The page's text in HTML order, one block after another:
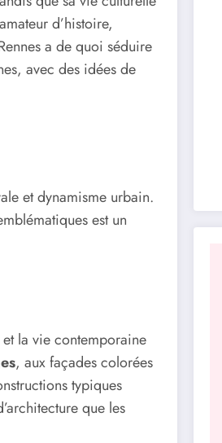
d’histoire,
a de quoi séduire
avec des idées de
et dynamisme urbain.
est un
et la vie contemporaine
, aux façades colorées
typiques
que les